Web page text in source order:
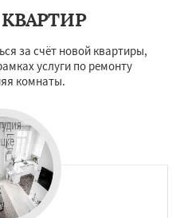
за счёт новой квартиры,
услуги по ремонту
комнаты.